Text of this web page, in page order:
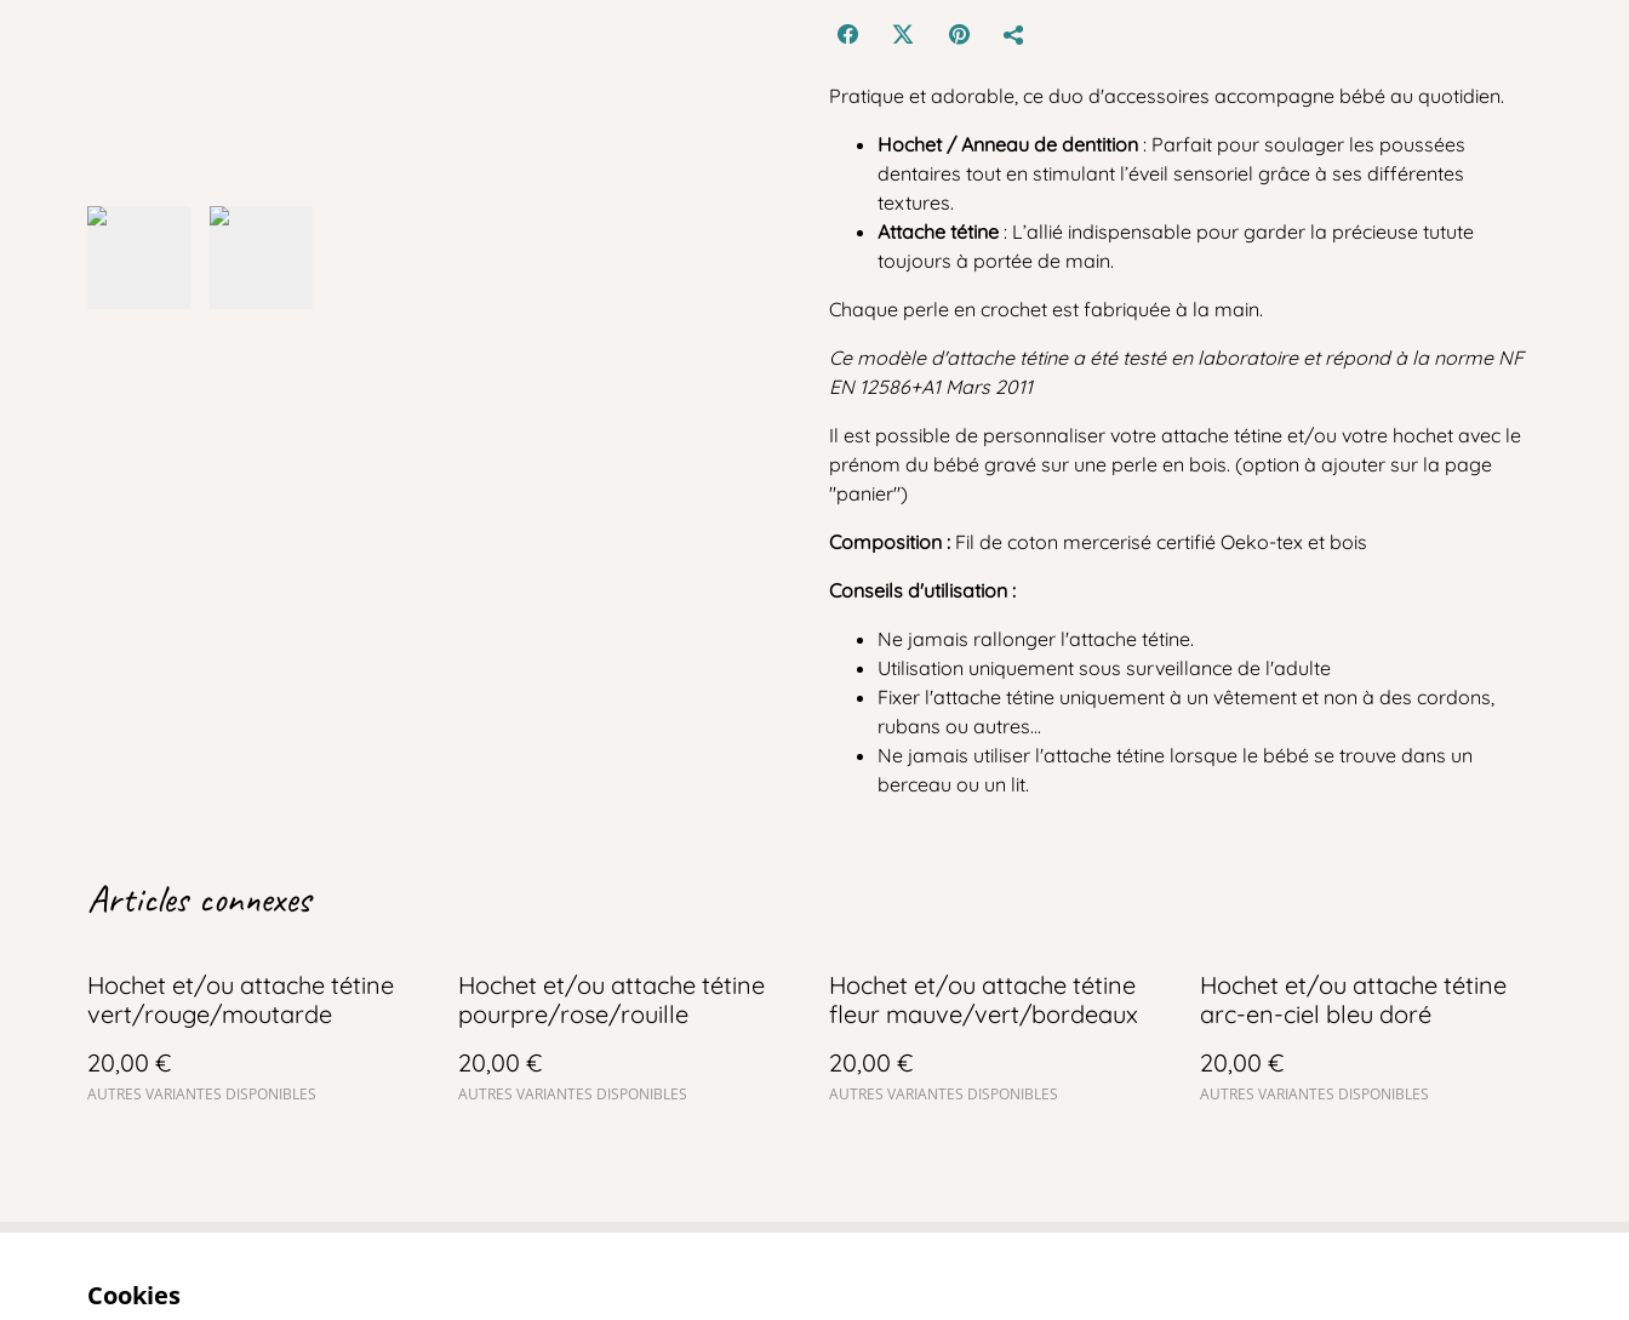
Pratique et adorable, ce duo d'accessoires accompagne bébé au quotidien.
Hochet / Anneau de dentition : Parfait pour soulager les poussées
dentaires tout en stimulant l’éveil sensoriel grâce à ses différentes
textures.
Attache tétine : L’allié indispensable pour garder la précieuse tutute
toujours à portée de main.
Chaque perle en crochet est fabriquée à la main.
Ce modèle d'attache tétine a été testé en laboratoire et répond à la norme NF
EN 12586+A1 Mars 2011
Il est possible de personnaliser votre attache tétine et/ou votre hochet avec le
prénom du bébé gravé sur une perle en bois. (option à ajouter sur la page
"panier")
Composition : Fil de coton mercerisé certifié Oeko-tex et bois
Conseils d'utilisation :
Ne jamais rallonger l'attache tétine.
Utilisation uniquement sous surveillance de l'adulte
Fixer l'attache tétine uniquement à un vêtement et non à des cordons,
rubans ou autres...
Ne jamais utiliser l'attache tétine lorsque le bébé se trouve dans un
berceau ou un lit.
Articles connexes
Hochet et/ou attache tétine
vert/rouge/moutarde
20,00 €
AUTRES VARIANTES DISPONIBLES
Hochet et/ou attache tétine
pourpre/rose/rouille
20,00 €
AUTRES VARIANTES DISPONIBLES
Hochet et/ou attache tétine
fleur mauve/vert/bordeaux
20,00 €
AUTRES VARIANTES DISPONIBLES
Hochet et/ou attache tétine
arc-en-ciel bleu doré
20,00 €
AUTRES VARIANTES DISPONIBLES
Cookies